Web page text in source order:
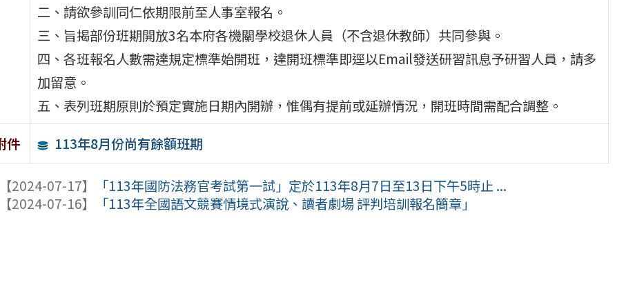
二、請欲參訓同仁依期限前至人事室報名。
三、旨揭部份班期開放3名本府各機關學校退休人員（不含退休教師）共同參與。
四、各班報名人數需達規定標準始開班，達開班標準即逕以Email發送研習訊息予研習人員，請多
加留意。
五、表列班期原則於預定實施日期內開辦，惟偶有提前或延辦情況，開班時間需配合調整。
件
113年8月份尚有餘額班期
【2024-07-17】
「113年國防法務官考試第一試」定於113年8月7日至13日下午5時止 ...
【2024-07-16】
「113年全國語文競賽情境式演說、讀者劇場 評判培訓報名簡章」